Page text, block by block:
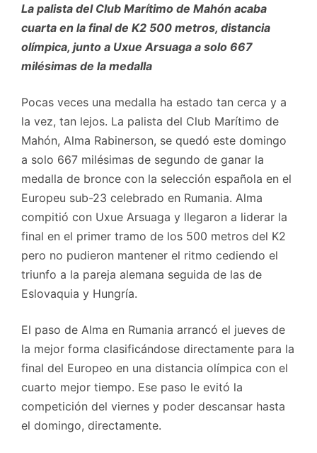
La palista del Club Marítimo de Mahón acaba
cuarta en la final de K2 500 metros, distancia
olímpica, junto a Uxue Arsuaga a solo 667
milésimas de la medalla
Pocas veces una medalla ha estado tan cerca y a
la vez, tan lejos. La palista del Club Marítimo de
Mahón, Alma Rabinerson, se quedó este domingo
a solo 667 milésimas de segundo de ganar la
medalla de bronce con la selección española en el
Europeu sub-23 celebrado en Rumania. Alma
compitió con Uxue Arsuaga y llegaron a liderar la
final en el primer tramo de los 500 metros del K2
pero no pudieron mantener el ritmo cediendo el
triunfo a la pareja alemana seguida de las de
Eslovaquia y Hungría.
El paso de Alma en Rumania arrancó el jueves de
la mejor forma clasificándose directamente para la
final del Europeo en una distancia olímpica con el
cuarto mejor tiempo. Ese paso le evitó la
competición del viernes y poder descansar hasta
el domingo, directamente.